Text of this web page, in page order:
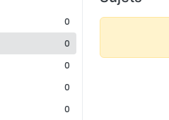
0
0
0
0
0